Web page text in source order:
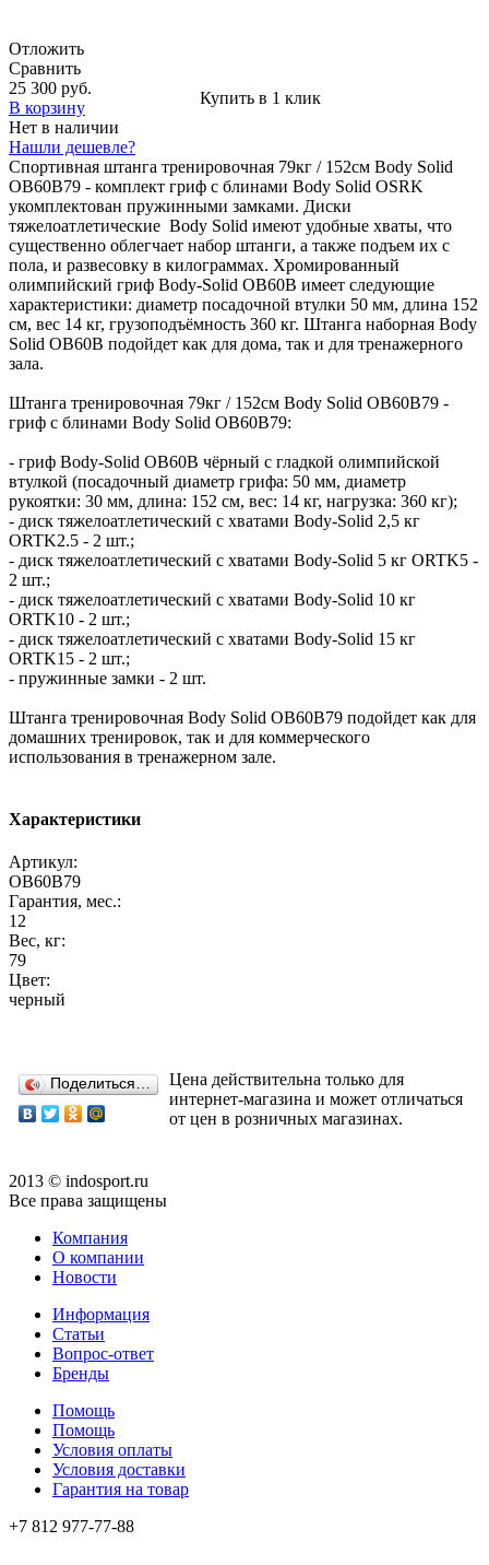
Отложить
Сравнить
25 300 руб.
В корзину
Купить в 1 клик
Нет в наличии
Нашли дешевле?
Спортивная штанга тренировочная 79кг / 152см Body Solid
OB60B79 - комплект гриф с блинами Body Solid OSRK
укомплектован пружинными замками. Диски
тяжелоатлетические Body Solid имеют удобные хваты, что
существенно облегчает набор штанги, а также подъем их с
пола, и развесовку в килограммах. Хромированный
олимпийский гриф Body-Solid OB60B имеет следующие
характеристики: диаметр посадочной втулки 50 мм, длина 152
см, вес 14 кг, грузоподъёмность 360 кг. Штанга наборная Body
Solid OB60B подойдет как для дома, так и для тренажерного
зала.
Штанга тренировочная 79кг / 152см Body Solid OB60B79 -
гриф с блинами Body Solid OB60B79:
- гриф Body-Solid OB60B чёрный с гладкой олимпийской
втулкой (посадочный диаметр грифа: 50 мм, диаметр
рукоятки: 30 мм, длина: 152 см, вес: 14 кг, нагрузка: 360 кг);
- диск тяжелоатлетический с хватами Body-Solid 2,5 кг
ORTK2.5 - 2 шт.;
- диск тяжелоатлетический с хватами Body-Solid 5 кг ORTK5 -
2 шт.;
- диск тяжелоатлетический с хватами Body-Solid 10 кг
ORTK10 - 2 шт.;
- диск тяжелоатлетический с хватами Body-Solid 15 кг
ORTK15 - 2 шт.;
- пружинные замки - 2 шт.
Штанга тренировочная Body Solid OB60B79 подойдет как для
домашних тренировок, так и для коммерческого
использования в тренажерном зале.
Характеристики
Артикул:
OB60B79
Гарантия, мес.:
12
Вес, кг:
79
Цвет:
черный
Поделиться…
Цена действительна только для
интернет-магазина и может отличаться
от цен в розничных магазинах.
2013 © indosport.ru
Все права защищены
Компания
О компании
Новости
Информация
Статьи
Вопрос-ответ
Бренды
Помощь
Помощь
Условия оплаты
Условия доставки
Гарантия на товар
+7 812 977-77-88